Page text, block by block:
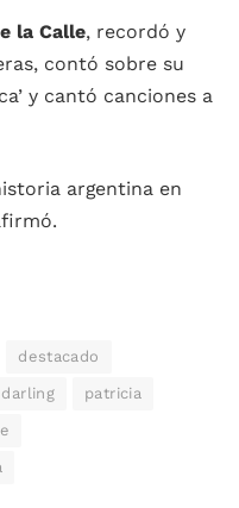
la Calle, recordó y
contó sobre su
y cantó canciones a
argentina en
destacado
patricia